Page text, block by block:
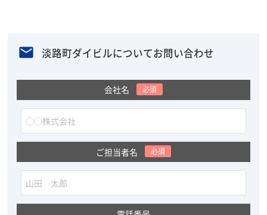
淡路町ダイビルについてお問い合わせ
会社名 必須
ご担当者名 必須